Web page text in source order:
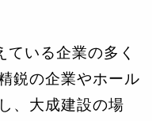
いる企業の多く
鋭の企業やホール
、大成建設の場